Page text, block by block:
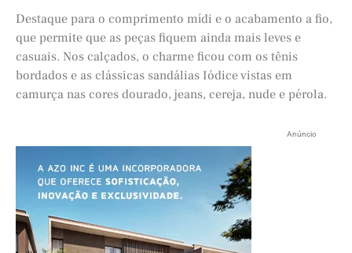
Destaque para o comprimento mídi e o acabamento a fio,
que permite que as peças fiquem ainda mais leves e
casuais. Nos calçados, o charme ficou com os tênis
bordados e as clássicas sandálias Iódice vistas em
camurça nas cores dourado, jeans, cereja, nude e pérola.
Anúncio